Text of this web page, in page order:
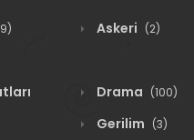
Askeri (2)
Drama (100)
Gerilim (3)